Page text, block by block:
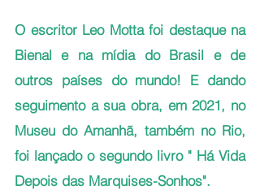
O escritor Leo Motta foi destaque na
Bienal e na mídia do Brasil e de
outros países do mundo! E dando
seguimento a sua obra, em 2021, no
Museu do Amanhã, também no Rio,
foi lançado o segundo livro " Há Vida
Depois das Marquises-Sonhos".